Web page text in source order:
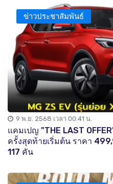
ข่าวประชาสัมพันธ์
9 พ.ย. 2568 เวลา 00:41 น.
แคมเปญ "THE LAST
ครั้งสุดท้ายเริ่มต้น ราคา
117 คัน